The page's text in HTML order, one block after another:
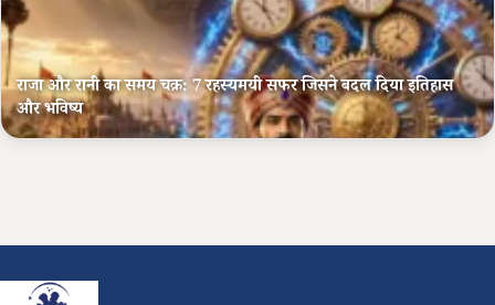
राजा और रानी का समय चक्र: 7 रहस्यमयी सफर जिसने बदल दिया इतिहास
और भविष्य